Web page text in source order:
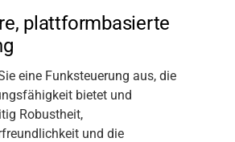
plattformbasierte
eine Funksteuerung aus, die
bietet und
Robustheit,
und die